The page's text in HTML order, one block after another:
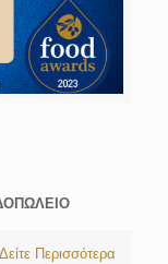
Δείτε Περισσότερα